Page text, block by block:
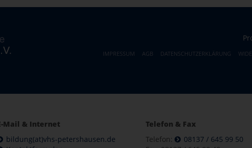
IMPRESSUM AGB DATENSCHUTZERKLÄRUNG
Mail & Internet
bildung(at)vhs-petershausen.de
Telefon & Fax
Telefon:
08137 / 645 99 50